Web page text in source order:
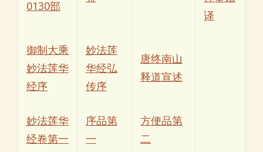
0130部
译
御制大乘
妙法莲华
经序
妙法莲
华经弘
传序
唐终南山
释道宣述
妙法莲华
经卷第一
序品第
一
方便品第
二